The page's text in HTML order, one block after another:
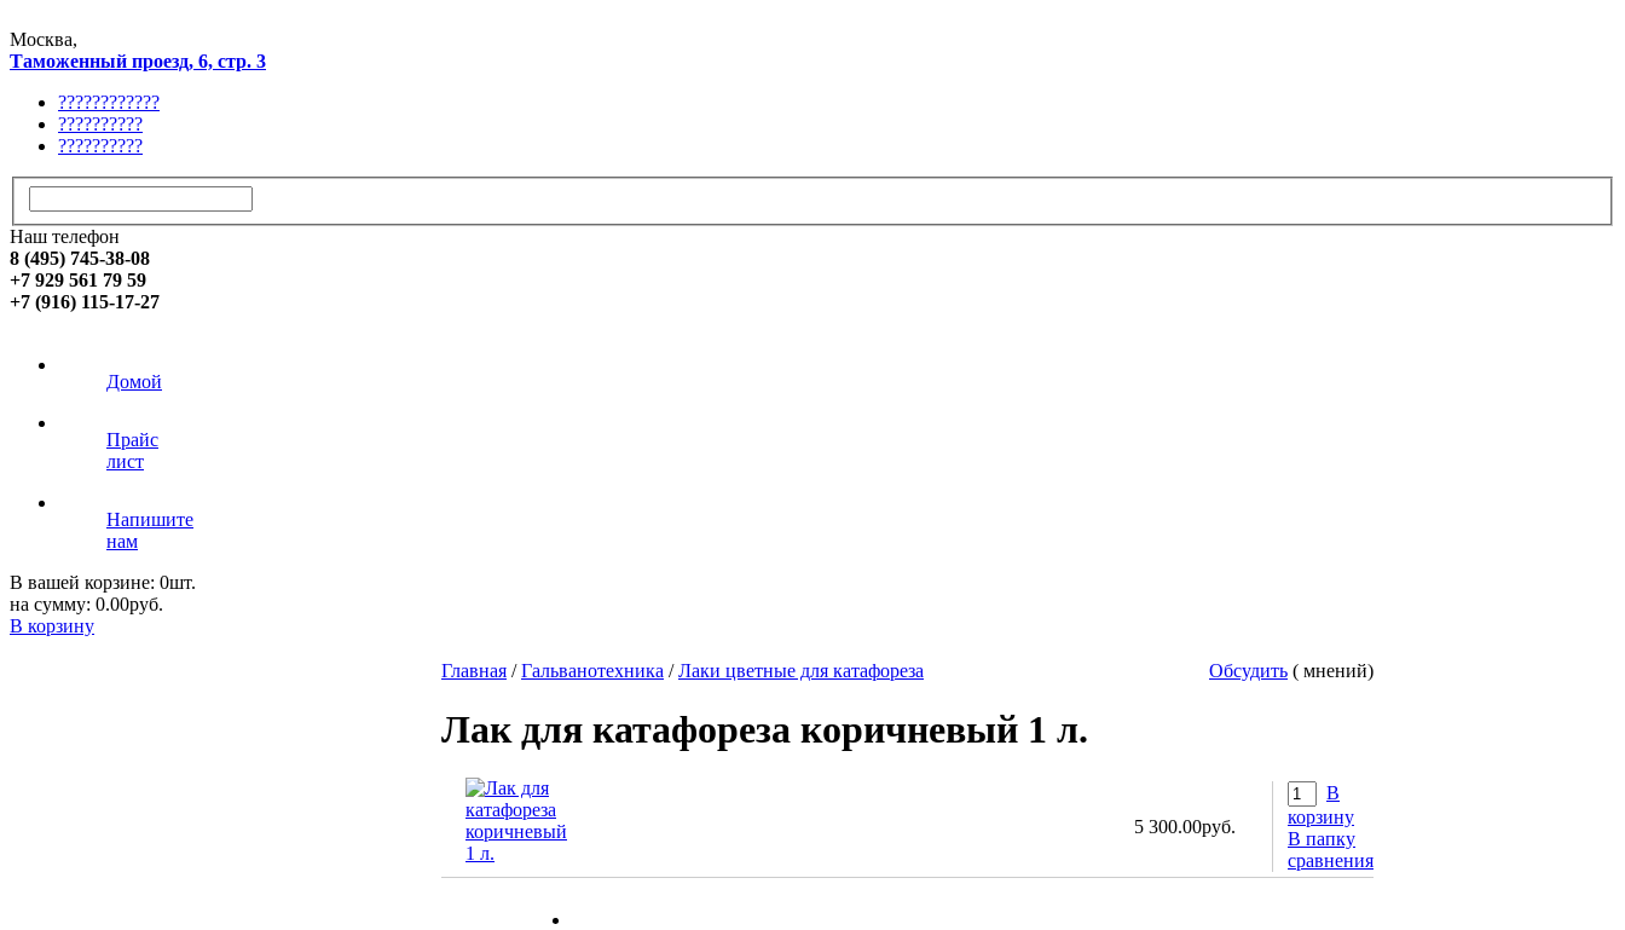
Москва,
Таможенный проезд, 6, стр. 3
????????????
??????????
??????????
Наш телефон
8 (495) 745-38-08
+7 929 561 79 59
+7 (916) 115-17-27
Домой
Прайс
лист
Напишите
нам
В вашей корзине: 0шт.
на сумму: 0.00руб.
В корзину
Обсудить ( мнений)
Главная /Гальванотехника /Лаки цветные для катафореза
Лак для катафореза коричневый 1 л.
5 300.00руб.
В
корзину
В папку
сравнения